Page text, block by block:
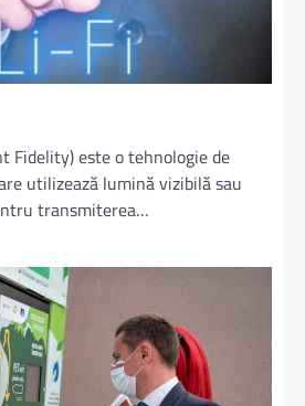
Fidelity) este o tehnologie de
utilizează lumină vizibilă sau
transmiterea…